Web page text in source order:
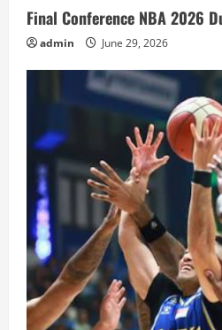
Final Conference NBA 2026
admin June 29, 2026